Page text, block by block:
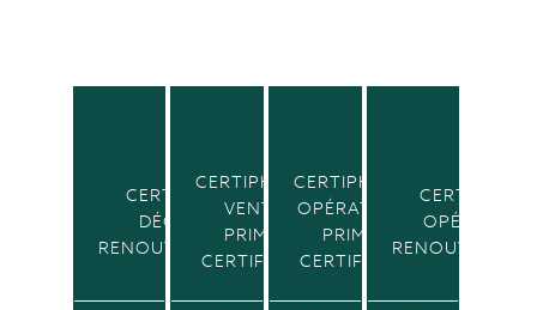
CERTIPHYTO
DÉCIDEUR
RENOUVELLEMENT
CERTIPHYTO
VENTE
PRIMO
CERTIFICAT
CERTIPHYTO
OPÉRATEUR
PRIMO
CERTIFICAT
CERTIPHYTO
OPÉRATEUR